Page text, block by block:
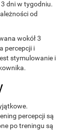
dni w tygodniu.
od
wokół 3
percepcji i
stymulowanie i
percepcji są
po treningu są